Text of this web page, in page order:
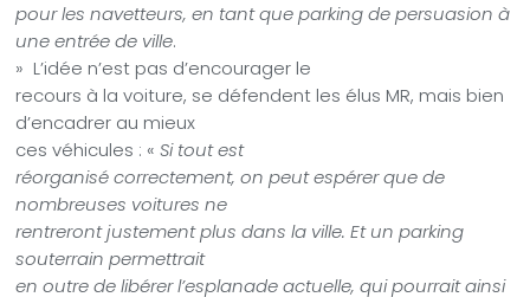
pour les navetteurs, en tant que parking de persuasion à
une entrée de ville.
» L’idée n’est pas d’encourager le
recours à la voiture, se défendent les élus MR, mais bien
d’encadrer au mieux
ces véhicules : «Si tout est
réorganisé correctement, on peut espérer que de
nombreuses voitures ne
rentreront justement plus dans la ville. Et un parking
souterrain permettrait
en outre de libérer l’esplanade actuelle, qui pourrait ainsi